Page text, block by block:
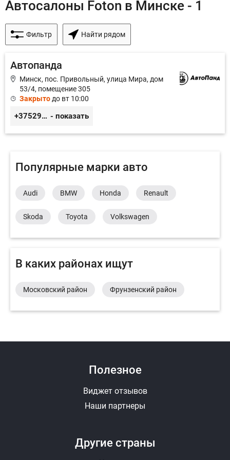
Автосалоны Foton в Минске - 1
Фильтр Найти рядом
Автопанда
Минск, пос. Привольный, улица Мира, дом
53/4, помещение 305
Закрыто до вт 10:00
+375296605852 - показать
Популярные марки авто
Audi BMW Honda Renault
Skoda Toyota Volkswagen
В каких районах ищут
Московский район Фрунзенский район
Другие страны
Полезное
Виджет отзывов
Наши партнеры